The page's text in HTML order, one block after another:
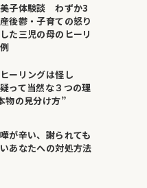
子体験談 わずか3
後鬱・子育ての怒り
た三児の母のヒーリ
ヒーリングは怪し
って当然な３つの理
物の見分け方”
が辛い、謝られても
あなたへの対処方法